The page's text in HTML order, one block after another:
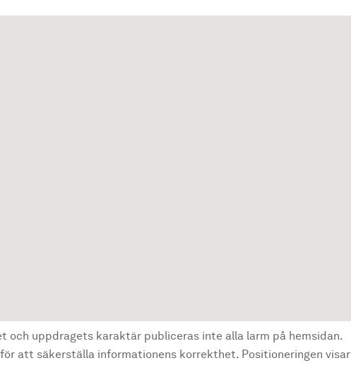
och uppdragets karaktär publiceras inte alla larm på hemsidan.
att säkerställa informationens korrekthet. Positioneringen visar